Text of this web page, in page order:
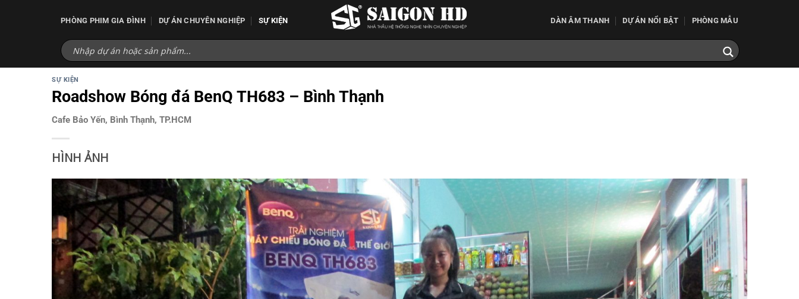
PHÒNG PHIM GIA ĐÌNH DỰ ÁN CHUYÊN NGHIỆP SỰ KIỆN DÀN ÂM THANH DỰ ÁN NỔI BẬT PHÒNG MẪU
SỰ KIỆN
Roadshow Bóng đá BenQ TH683 – Bình Thạnh
Cafe Bảo Yến, Bình Thạnh, TP.HCM
HÌNH ẢNH